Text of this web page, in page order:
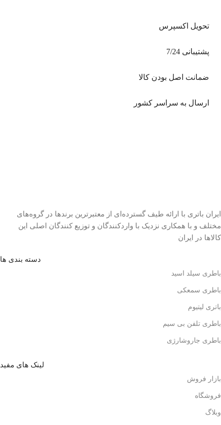
تحویل اکسپرس
پشتیبانی 7/24
ضمانت اصل بودن کالا
ارسال به سراسر کشور
ایران باتری با ارائه طیف گسترده‏‌ای از معتبرترین برندها در گروه‌‏های
مختلف و با همکاری نزدیک با وارد‏کنندگان و توزیع‏ کنندگان اصلی این
کالاها در ایران
دسته بندی ها
باطری سیلد اسید
باطری سمعکی
باتری لیتیوم
باطری تلفن بی سیم
باطری جاروشارژی
لینک های مفید
بازار فروش
فروشگاه
وبلاگ